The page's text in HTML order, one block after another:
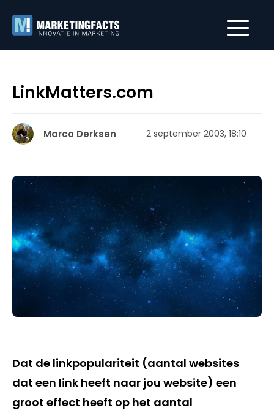
LinkMatters.com
Marco Derksen 2 september 2003, 18:10
Dat de linkpopulariteit (aantal websites
dat een link heeft naar jou website) een
groot effect heeft op het aantal